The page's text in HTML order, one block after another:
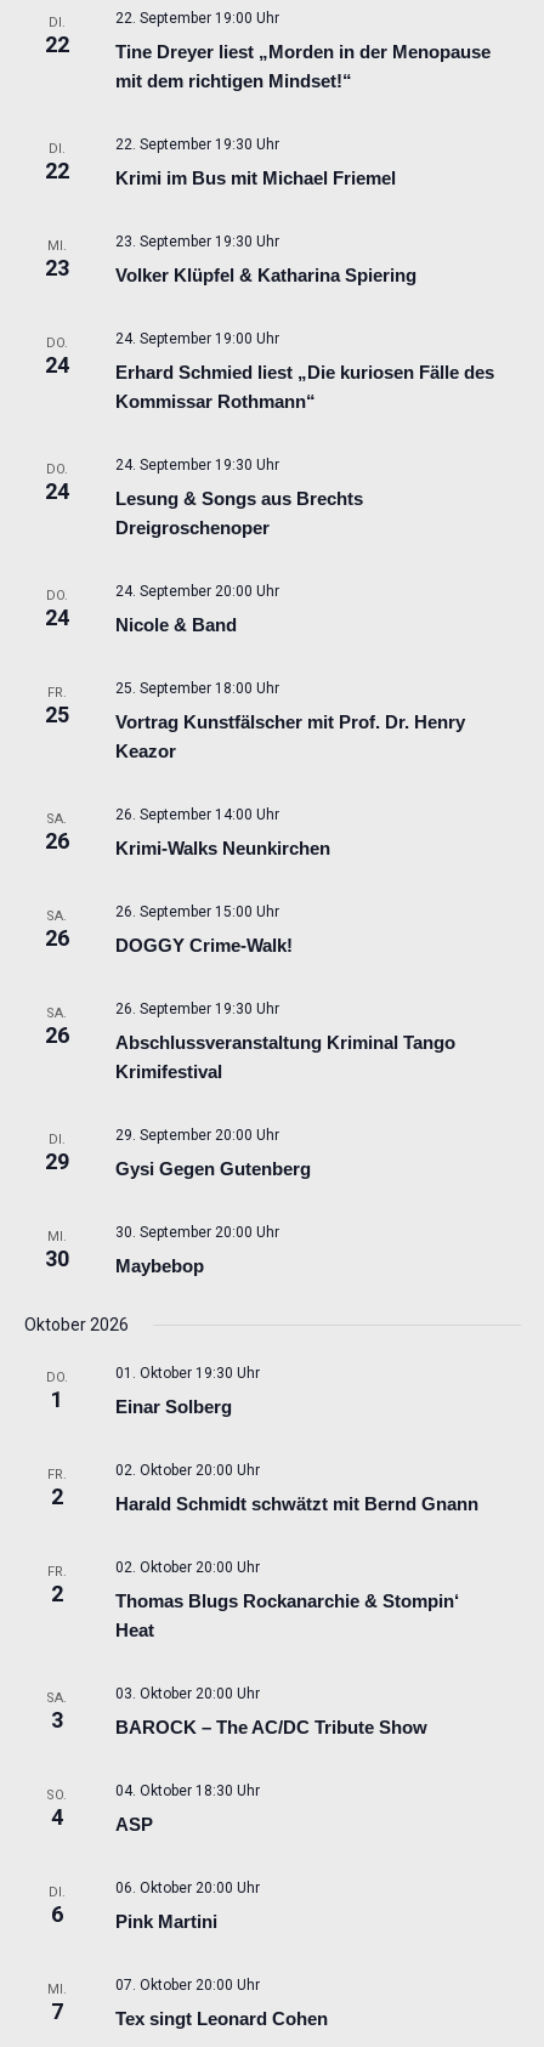
DI.
22
Tine Dreyer liest „Morden in der Menopause
mit dem richtigen Mindset!“
22. September 19:00 Uhr
DI.
22 Krimi im Bus mit Michael Friemel
22. September 19:30 Uhr
MI.
23 Volker Klüpfel & Katharina Spiering
23. September 19:30 Uhr
DO.
24
Erhard Schmied liest „Die kuriosen Fälle des
Kommissar Rothmann“
24. September 19:00 Uhr
DO.
24
Lesung & Songs aus Brechts
Dreigroschenoper
24. September 19:30 Uhr
DO.
24 Nicole & Band
24. September 20:00 Uhr
FR.
25
Vortrag Kunstfälscher mit Prof. Dr. Henry
Keazor
25. September 18:00 Uhr
SA.
26 Krimi-Walks Neunkirchen
26. September 14:00 Uhr
SA.
26 DOGGY Crime-Walk!
26. September 15:00 Uhr
SA.
26
Abschlussveranstaltung Kriminal Tango
Krimifestival
26. September 19:30 Uhr
DI.
29 Gysi Gegen Gutenberg
29. September 20:00 Uhr
MI.
30 Maybebop
30. September 20:00 Uhr
Oktober 2026
DO.
1 Einar Solberg
01. Oktober 19:30 Uhr
FR.
2 Harald Schmidt schwätzt mit Bernd Gnann
02. Oktober 20:00 Uhr
FR.
2
Thomas Blugs Rockanarchie & Stompin‘
Heat
02. Oktober 20:00 Uhr
SA.
3 BAROCK – The AC/DC Tribute Show
03. Oktober 20:00 Uhr
SO.
4 ASP
04. Oktober 18:30 Uhr
DI.
6 Pink Martini
06. Oktober 20:00 Uhr
MI.
7 Tex singt Leonard Cohen
07. Oktober 20:00 Uhr